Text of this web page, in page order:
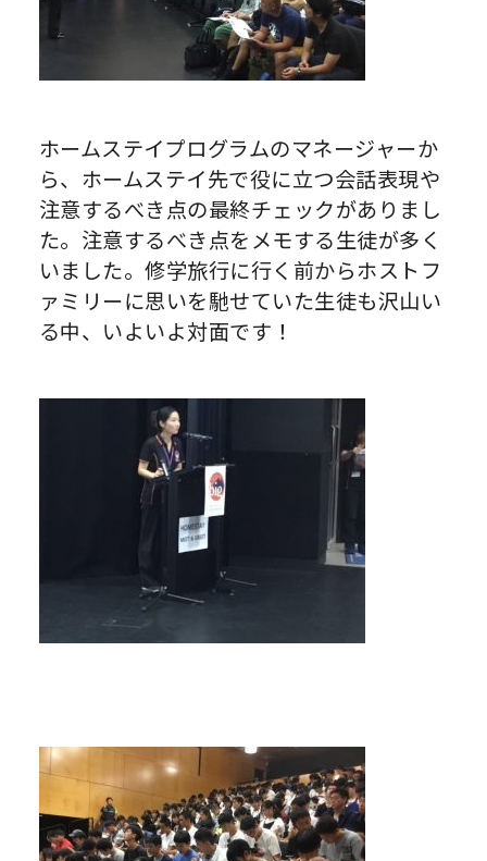
ホームステイプログラムのマネージャーか
ら、ホームステイ先で役に立つ会話表現や
注意するべき点の最終チェックがありまし
た。注意するべき点をメモする生徒が多く
いました。修学旅行に行く前からホストフ
ァミリーに思いを馳せていた生徒も沢山い
る中、いよいよ対面です！